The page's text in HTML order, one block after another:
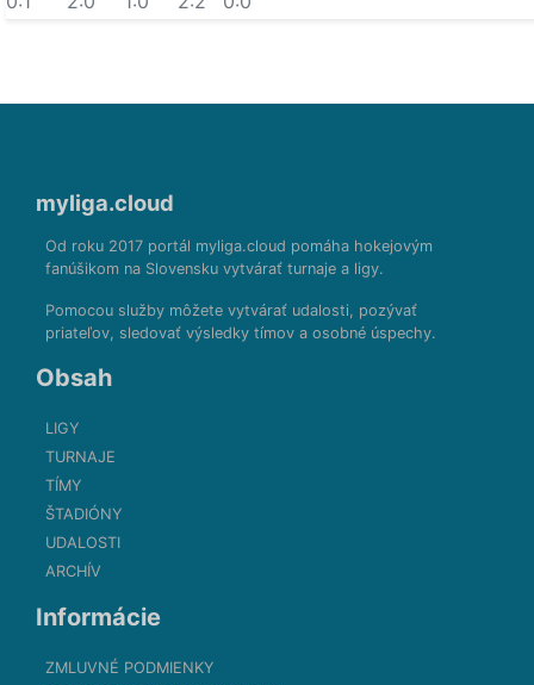
myliga.cloud
Od roku 2017 portál myliga.cloud pomáha hokejovým
fanúšikom na Slovensku vytvárať turnaje a ligy.
Pomocou služby môžete vytvárať udalosti, pozývať
priateľov, sledovať výsledky tímov a osobné úspechy.
Obsah
LIGY
TURNAJE
TÍMY
ŠTADIÓNY
UDALOSTI
ARCHÍV
Informácie
ZMLUVNÉ PODMIENKY